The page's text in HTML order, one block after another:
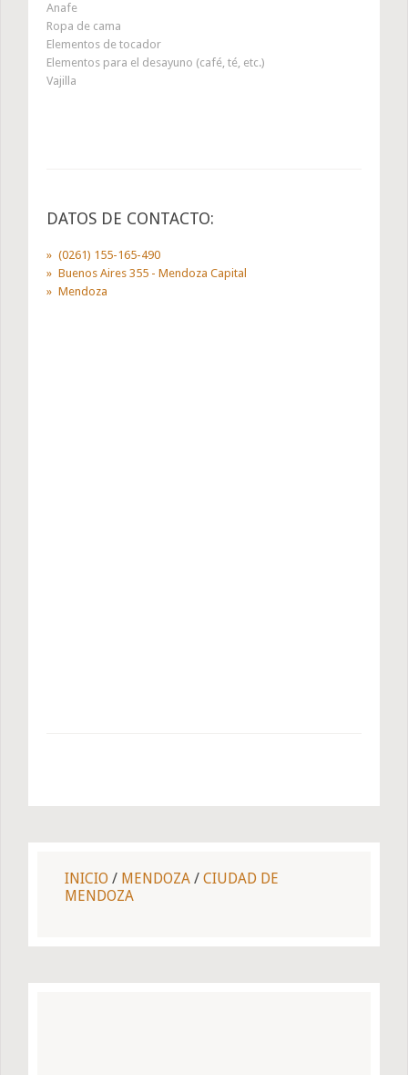
Anafe
Ropa de cama
Elementos de tocador
Elementos para el desayuno (café, té, etc.)
Vajilla
DATOS DE CONTACTO:
(0261) 155-165-490
Buenos Aires 355 - Mendoza Capital
Mendoza
INICIO / MENDOZA / CIUDAD DE
MENDOZA